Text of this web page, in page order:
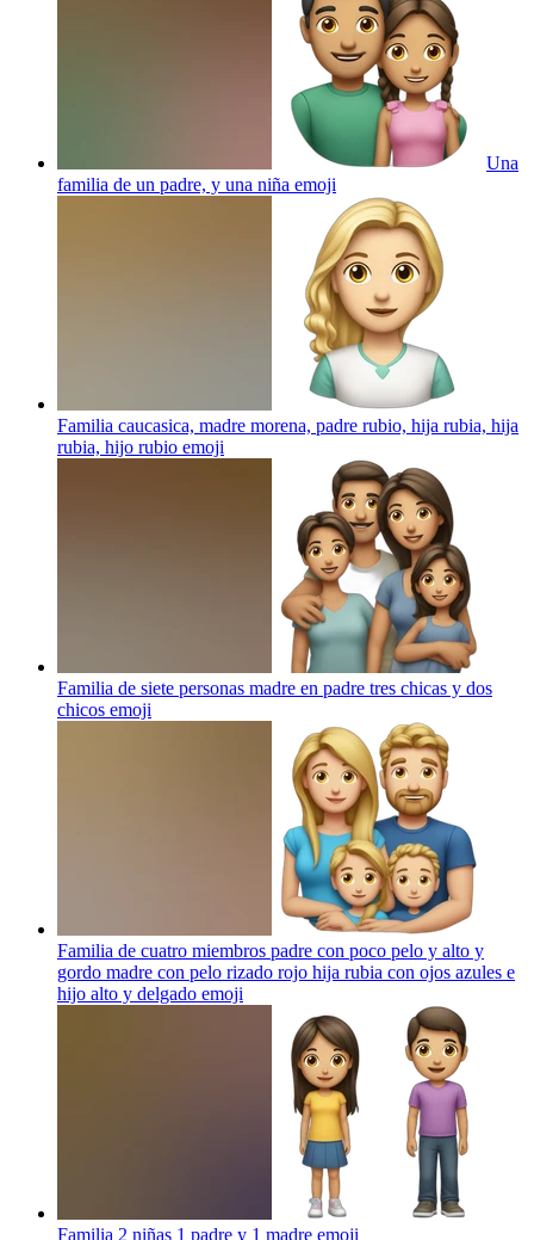
Una
familia de un padre, y una niña emoji
Familia caucasica, madre morena, padre rubio, hija rubia, hija
rubia, hijo rubio emoji
Familia de siete personas madre en padre tres chicas y dos
chicos emoji
Familia de cuatro miembros padre con poco pelo y alto y
gordo madre con pelo rizado rojo hija rubia con ojos azules e
hijo alto y delgado emoji
Familia 2 niñas 1 padre y 1 madre emoji